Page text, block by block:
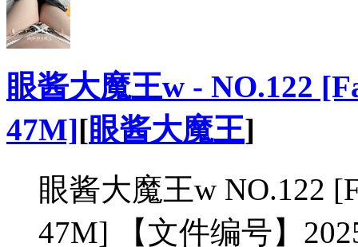
眼酱大魔王w - NO.122
47M][眼酱大魔王]
眼酱大魔王w NO.122
47M] 【文件编号】